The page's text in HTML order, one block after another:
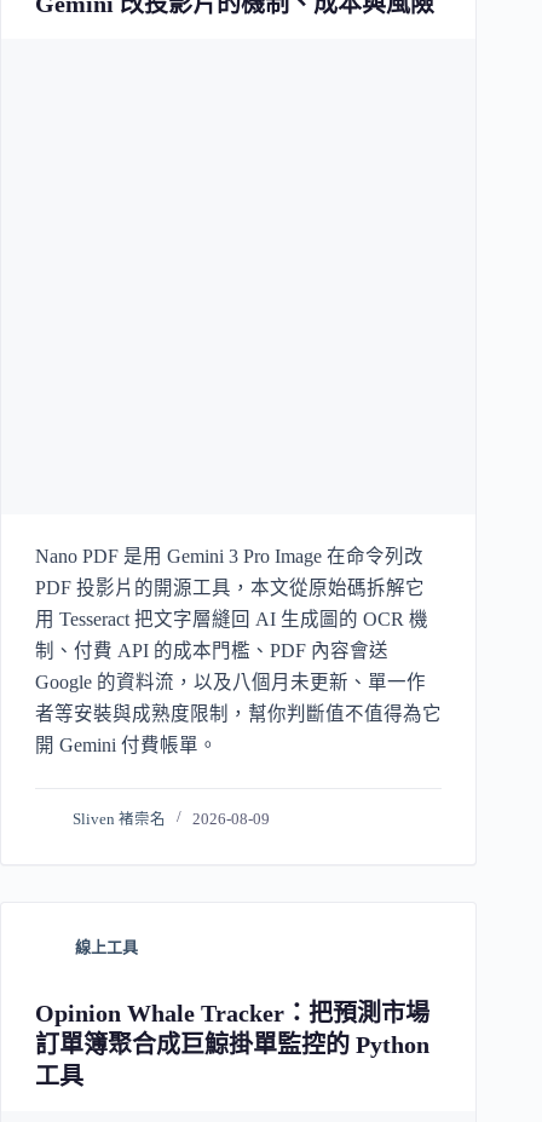
Nano PDF 是用 Gemini 3 Pro Image 在命令列改
PDF 投影片的開源工具，本文從原始碼拆解它
用 Tesseract 把文字層縫回 AI 生成圖的 OCR 機
制、付費 API 的成本門檻、PDF 內容會送
Google 的資料流，以及八個月未更新、單一作
者等安裝與成熟度限制，幫你判斷值不值得為它
開 Gemini 付費帳單。
Sliven 褚崇名 2026-08-09
線上工具
Opinion Whale Tracker：把預測市場
訂單簿聚合成巨鯨掛單監控的 Python
工具